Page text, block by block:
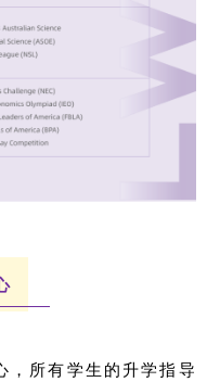
，所有学生的升学指导